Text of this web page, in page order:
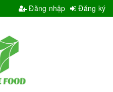
Đăng nhập Đăng ký